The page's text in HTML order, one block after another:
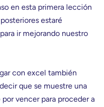
en esta primera lección
estaré
ir mejorando nuestro
con excel también
que se muestre una
vencer para proceder a